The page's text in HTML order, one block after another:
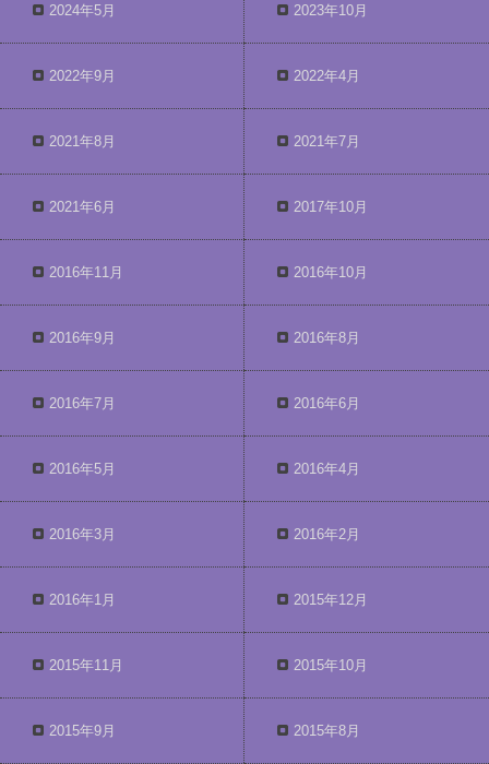
2024年5月 2023年10月
2022年9月 2022年4月
2021年8月 2021年7月
2021年6月 2017年10月
2016年11月 2016年10月
2016年9月 2016年8月
2016年7月 2016年6月
2016年5月 2016年4月
2016年3月 2016年2月
2016年1月 2015年12月
2015年11月 2015年10月
2015年9月 2015年8月